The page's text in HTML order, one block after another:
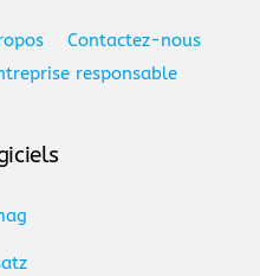
Contactez-nous
responsable